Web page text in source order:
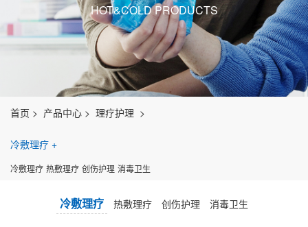
HOT&COLD PRODUCTS
首页 产品中心 理疗护理
冷敷理疗
冷敷理疗 热敷理疗 创伤护理 消毒卫生
冷敷理疗 热敷理疗 创伤护理 消毒卫生